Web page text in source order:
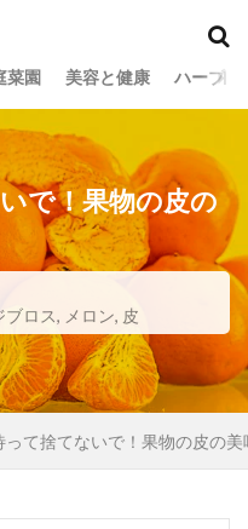
菜園 美容と健康 ハーブ
で！果物の皮の
ブロス, メロン, 皮
って捨てないで！果物の皮の